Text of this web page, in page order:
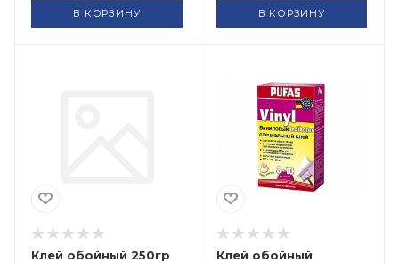
В КОРЗИНУ В КОРЗИНУ
Клей обойный 250гр
Клей обойный